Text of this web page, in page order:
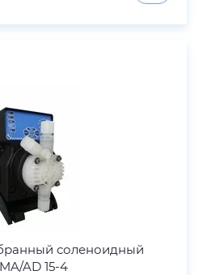
соленоидный
AD 15-4